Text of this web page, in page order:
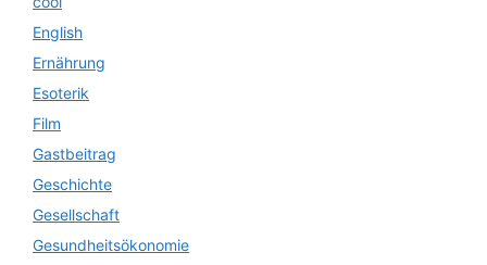
English
Ernährung
Esoterik
Film
Gastbeitrag
Geschichte
Gesellschaft
Gesundheitsökonomie